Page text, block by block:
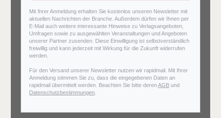
Mit Ihrer Anmeldung erhalten Sie kostenlos unseren Newsletter mit
aktuellen Nachrichten der Branche. Außerdem dürfen wir Ihnen per
E-Mail auch weitere interessante Hinweise zu Verlagsangeboten,
Umfragen sowie zu ausgewählten Veranstaltungen und Angeboten
unserer Partner zusenden. Diese Einwilligung ist selbstverständlich
freiwillig und kann jederzeit mit Wirkung für die Zukunft widerrufen
werden.
Für den Versand unserer Newsletter nutzen wir rapidmail. Mit Ihrer
Anmeldung stimmen Sie zu, dass die eingegebenen Daten an
rapidmail übermittelt werden. Beachten Sie bitte derenAGB und
Datenschutzbestimmungen